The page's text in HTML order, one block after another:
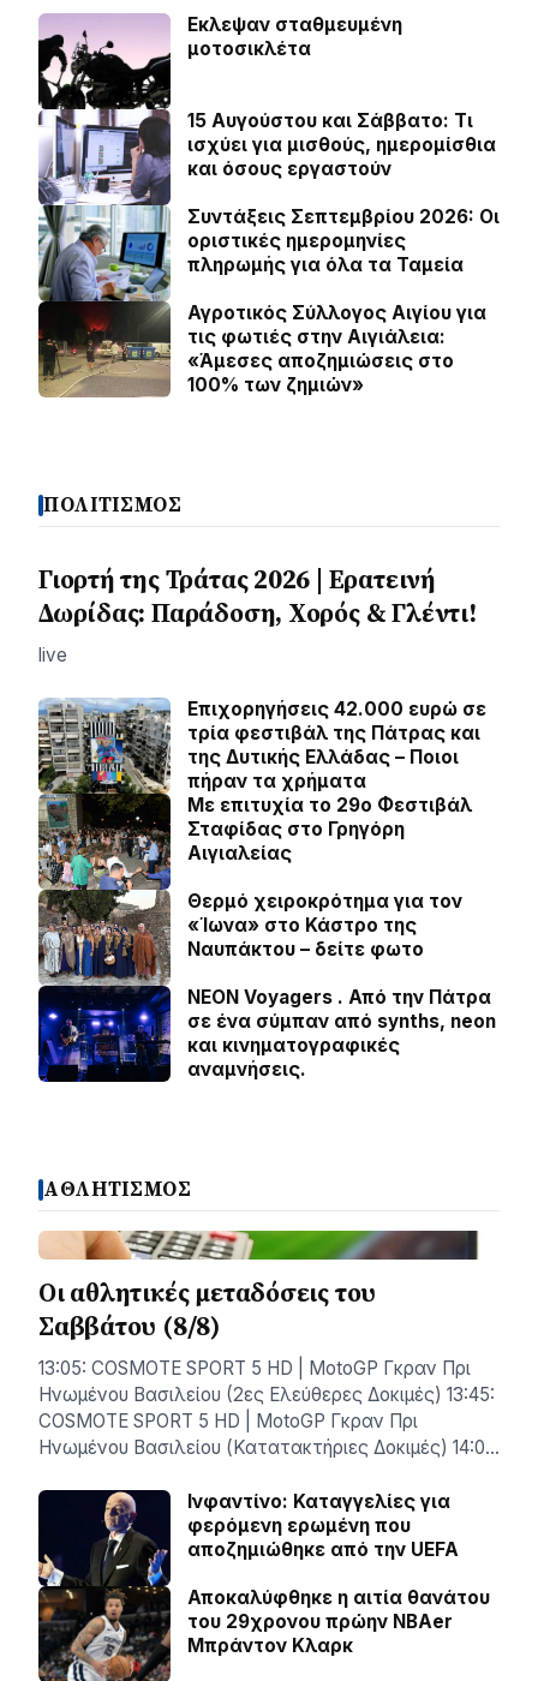
Εκλεψαν σταθμευμένη
μοτοσικλέτα
15 Αυγούστου και Σάββατο: Τι
ισχύει για μισθούς, ημερομίσθια
και όσους εργαστούν
Συντάξεις Σεπτεμβρίου 2026: Οι
οριστικές ημερομηνίες
πληρωμής για όλα τα Ταμεία
Αγροτικός Σύλλογος Αιγίου για
τις φωτιές στην Αιγιάλεια:
«Άμεσες αποζημιώσεις στο
100% των ζημιών»
ΠΟΛΙΤΙΣΜΟΣ
Γιορτή της Τράτας 2026 | Ερατεινή
Δωρίδας: Παράδοση, Χορός & Γλέντι!
live
Επιχορηγήσεις 42.000 ευρώ σε
τρία φεστιβάλ της Πάτρας και
της Δυτικής Ελλάδας – Ποιοι
πήραν τα χρήματα
Με επιτυχία το 29ο Φεστιβάλ
Σταφίδας στο Γρηγόρη
Aιγιαλείας
Θερμό χειροκρότημα για τον
«Ίωνα» στο Κάστρο της
Ναυπάκτου – δείτε φωτο
NEON Voyagers . Από την Πάτρα
σε ένα σύμπαν από synths, neon
και κινηματογραφικές
αναμνήσεις.
ΑΘΛΗΤΙΣΜΟΣ
Οι αθλητικές μεταδόσεις του
Σαββάτου (8/8)
13:05: COSMOTE SPORT 5 HD | MotoGP Γκραν Πρι
Ηνωμένου Βασιλείου (2ες Ελεύθερες Δοκιμές) 13:45:
COSMOTE SPORT 5 HD | MotoGP Γκραν Πρι
Ηνωμένου Βασιλείου (Κατατακτήριες Δοκιμές) 14:0…
Ινφαντίνο: Καταγγελίες για
φερόμενη ερωμένη που
αποζημιώθηκε από την UEFA
Αποκαλύφθηκε η αιτία θανάτου
του 29χρονου πρώην NBAer
Μπράντον Κλαρκ